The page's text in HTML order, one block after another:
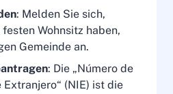
: Melden Sie sich,
Wohnsitz haben,
Gemeinde an.
: Die „Número de
(NIE) ist die